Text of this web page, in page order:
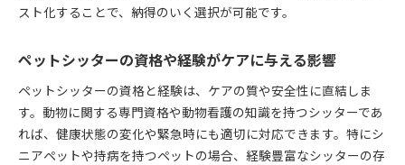
スト化することで、納得のいく選択が可能です。
ペットシッターの資格や経験がケアに与える影響
ペットシッターの資格と経験は、ケアの質や安全性に直結しま
す。動物に関する専門資格や動物看護の知識を持つシッターであ
れば、健康状態の変化や緊急時にも適切に対応できます。特にシ
ニアペットや持病を持つペットの場合、経験豊富なシッターの存